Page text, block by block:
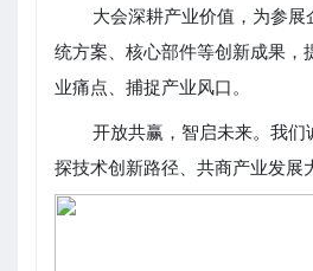
大会深耕产业价值，为参
统方案、核心部件等创新成果
业痛点、捕捉产业风口。
开放共赢，智启未来。我
探技术创新路径、共商产业发展